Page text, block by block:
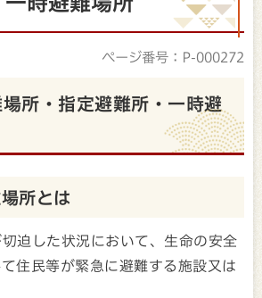
ページ番号：P-000272
所・指定避難所・一時避
所とは
迫した状況において、生命の安全
住民等が緊急に避難する施設又は